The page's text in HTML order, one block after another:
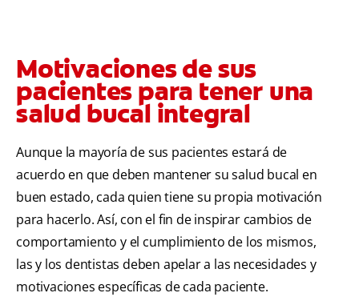
Motivaciones de sus
pacientes para tener una
salud bucal integral
Aunque la mayoría de sus pacientes estará de
acuerdo en que deben mantener su salud bucal en
buen estado, cada quien tiene su propia motivación
para hacerlo. Así, con el fin de inspirar cambios de
comportamiento y el cumplimiento de los mismos,
las y los dentistas deben apelar a las necesidades y
motivaciones específicas de cada paciente.